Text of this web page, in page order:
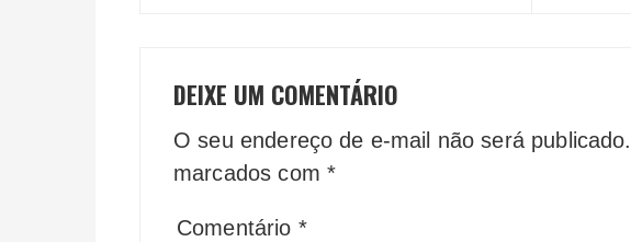
DEIXE UM COMENTÁRIO
O seu endereço de e-mail não será publicado.
marcados com *
Comentário *